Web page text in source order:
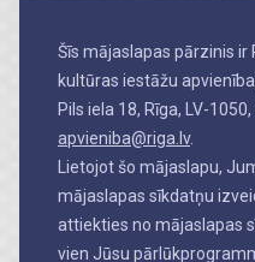
Šīs mājaslapas pārzinis ir
kultūras iestāžu
Pils iela 18, Rīga, LV-
apvieniba@riga.lv.
Lietojot šo mājaslapu,
mājaslapas sīkdatņu
attiekties no mājaslapas
vien Jūsu